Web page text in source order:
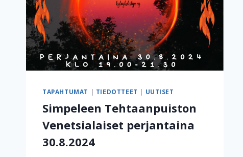
TAPAHTUMAT | TIEDOTTEET | UUTISET
Simpeleen Tehtaanpuiston
Venetsialaiset perjantaina
30.8.2024